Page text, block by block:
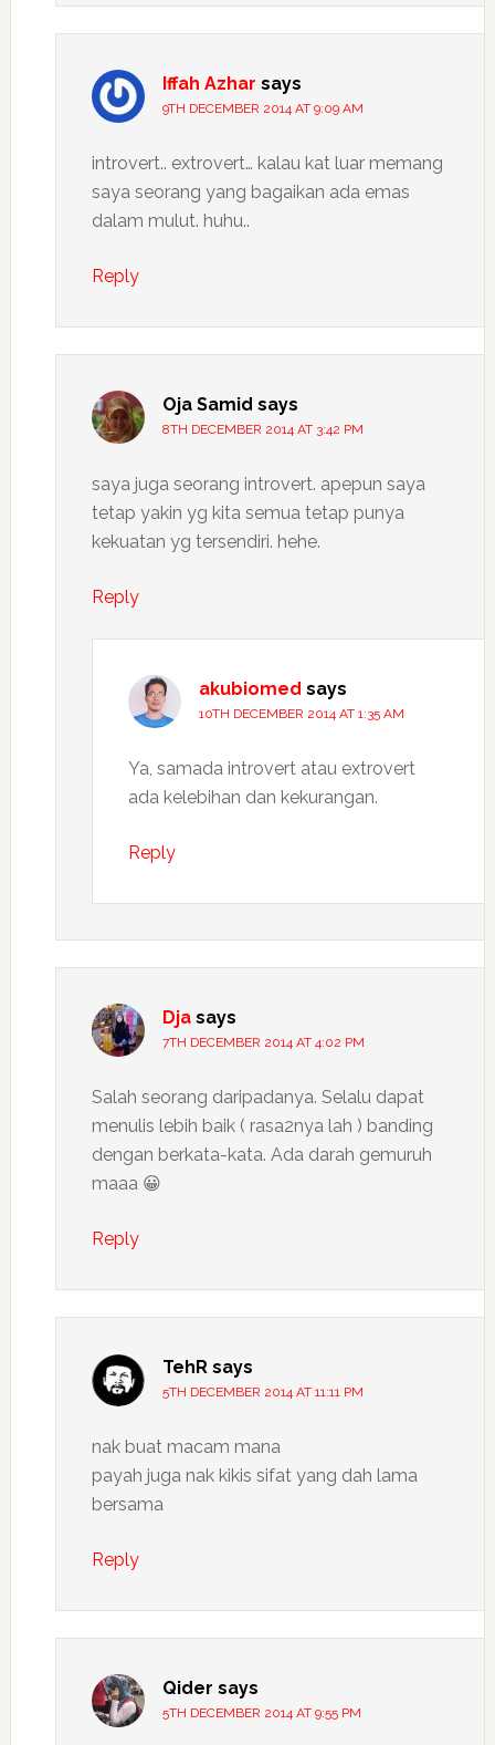
Iffah Azhar says
9TH DECEMBER 2014 AT 9:09 AM
introvert.. extrovert… kalau kat luar memang
saya seorang yang bagaikan ada emas
dalam mulut. huhu..
Reply
Oja Samid says
8TH DECEMBER 2014 AT 3:42 PM
saya juga seorang introvert. apepun saya
tetap yakin yg kita semua tetap punya
kekuatan yg tersendiri. hehe.
Reply
akubiomed says
10TH DECEMBER 2014 AT 1:35 AM
Ya, samada introvert atau extrovert
ada kelebihan dan kekurangan.
Reply
Dja says
7TH DECEMBER 2014 AT 4:02 PM
Salah seorang daripadanya. Selalu dapat
menulis lebih baik ( rasa2nya lah ) banding
dengan berkata-kata. Ada darah gemuruh
maaa 😀
Reply
TehR says
5TH DECEMBER 2014 AT 11:11 PM
nak buat macam mana
payah juga nak kikis sifat yang dah lama
bersama
Reply
Qider says
5TH DECEMBER 2014 AT 9:55 PM